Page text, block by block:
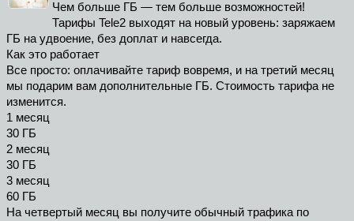
Чем больше ГБ — тем больше возможностей!
Тарифы Tele2 выходят на новый уровень: заряжаем
ГБ на удвоение, без доплат и навсегда.
Как это работает
Все просто: оплачивайте тариф вовремя, и на третий месяц
мы подарим вам дополнительные ГБ. Стоимость тарифа не
изменится.
1 месяц
30 ГБ
2 месяц
30 ГБ
3 месяц
60 ГБ
На четвертый месяц вы получите обычный трафика по